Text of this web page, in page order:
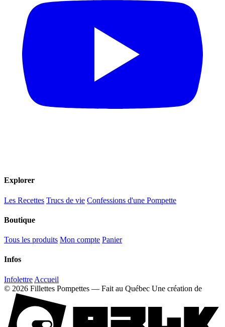
Explorer
Les Recettes Trucs de vie Confessions d'une Pompette
Boutique
Tous les produits Mon compte Panier
Infos
Infolettre Accueil
© 2026 Fillettes Pompettes — Fait au Québec Une création de